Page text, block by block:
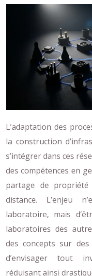
L’adaptation des
la construction
s’intégrer dans ces
des compétences en
partage de
distance. L’enjeu
laboratoire, mais
laboratoires des
des concepts sur
d’envisager tout
réduisant ainsi